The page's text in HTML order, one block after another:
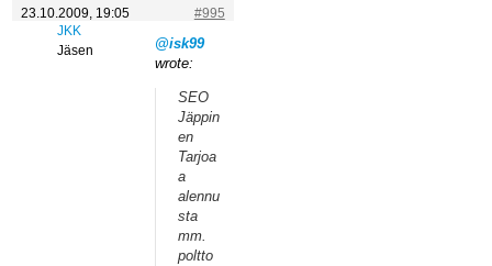
23.10.2009, 19:05
#995
JKK
Jäsen
@isk99
wrote:
SEO
Jäppin
en
Tarjoa
a
alennu
sta
mm.
poltto